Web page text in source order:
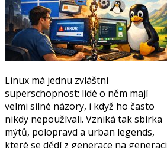
Linux má jednu zvláštní
superschopnost: lidé o něm mají
velmi silné názory, i když ho často
nikdy nepoužívali. Vzniká tak sbírka
mýtů, polopravd a urban legends,
které se dědí z generace na generaci